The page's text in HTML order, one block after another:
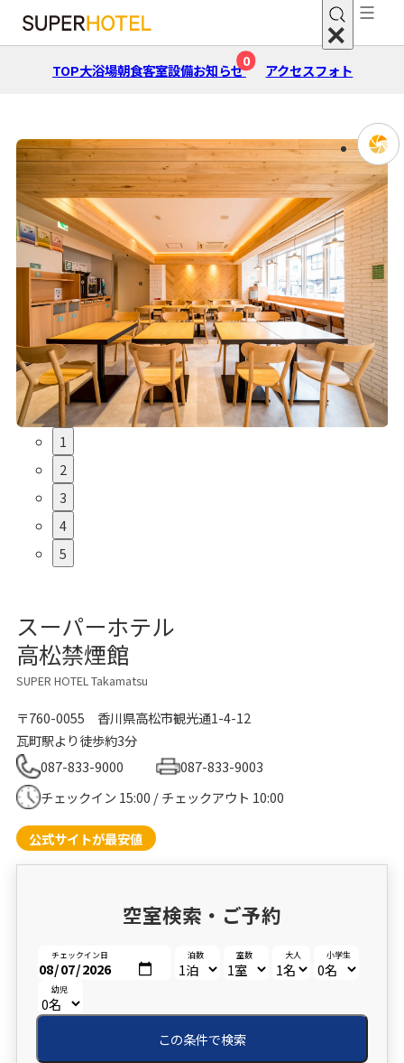
TOP大浴場朝⾷客室設備お知らせ
0
アクセスフォト
1
2
3
4
5
スーパーホテル
高松禁煙館
SUPER HOTEL Takamatsu
〒760-0055
香川県高松市観光通1-4-12
瓦町駅より徒歩約3分
087-833-9000
087-833-9003
チェックイン 15:00 / チェックアウト 10:00
公式サイトが最安値
空室検索・ご予約
チェックイン日 泊数 室数 大人 小学生
幼児
この条件で検索